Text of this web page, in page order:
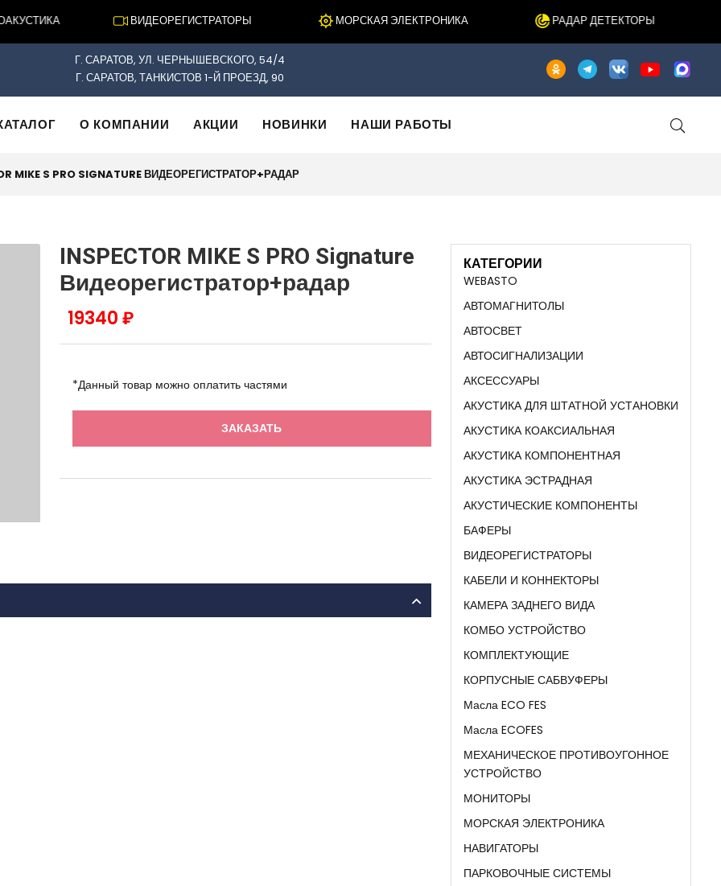
ВИДЕОРЕГИСТРАТОРЫ МОРСКАЯ ЭЛЕКТРОНИКА РАДАР ДЕТЕКТОРЫ
Г. САРАТОВ, УЛ. ЧЕРНЫШЕВСКОГО, 54/4
Г. САРАТОВ, ТАНКИСТОВ 1-Й ПРОЕЗД, 90
О КОМПАНИИ АКЦИИ НОВИНКИ НАШИ РАБОТЫ
MIKE S PRO SIGNATURE ВИДЕОРЕГИСТРАТОР+РАДАР
INSPECTOR MIKE S PRO Signature
Видеорегистратор+радар
19340 ₽
*Данный товар можно оплатить частями
ЗАКАЗАТЬ
КАТЕГОРИИ
WEBASTO
АВТОМАГНИТОЛЫ
АВТОСВЕТ
АВТОСИГНАЛИЗАЦИИ
АКСЕССУАРЫ
АКУСТИКА ДЛЯ ШТАТНОЙ УСТАНОВКИ
АКУСТИКА КОАКСИАЛЬНАЯ
АКУСТИКА КОМПОНЕНТНАЯ
АКУСТИКА ЭСТРАДНАЯ
АКУСТИЧЕСКИЕ КОМПОНЕНТЫ
БАФЕРЫ
ВИДЕОРЕГИСТРАТОРЫ
КАБЕЛИ И КОННЕКТОРЫ
КАМЕРА ЗАДНЕГО ВИДА
КОМБО УСТРОЙСТВО
КОМПЛЕКТУЮЩИЕ
КОРПУСНЫЕ САБВУФЕРЫ
Масла ECO FES
Масла ECOFES
МЕХАНИЧЕСКОЕ ПРОТИВОУГОННОЕ
УСТРОЙСТВО
МОНИТОРЫ
МОРСКАЯ ЭЛЕКТРОНИКА
НАВИГАТОРЫ
ПАРКОВОЧНЫЕ СИСТЕМЫ